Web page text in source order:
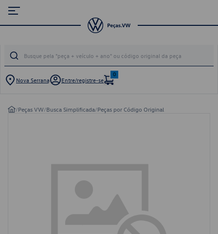
Nova Serrana Entre/registre-se
0
/Peças VW/Busca Simplificada/Peças por Código Original